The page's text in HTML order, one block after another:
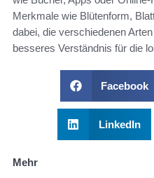
Merkmale wie Blütenform,
dabei, die verschiedenen
besseres Verständnis für die
Facebook
LinkedIn
Mehr